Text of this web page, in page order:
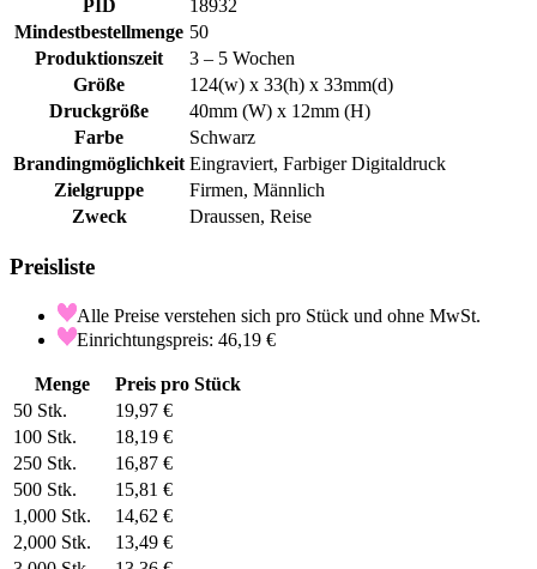
PID
18932
Mindestbestellmenge 50
Produktionszeit
3 – 5 Wochen
Größe
124(w) x 33(h) x 33mm(d)
Druckgröße
40mm (W) x 12mm (H)
Farbe
Schwarz
Brandingmöglichkeit Eingraviert, Farbiger Digitaldruck
Zielgruppe
Firmen, Männlich
Zweck
Draussen, Reise
Preisliste
Alle Preise verstehen sich pro Stück und ohne MwSt.
Einrichtungspreis: 46,19 €
Menge
Preis pro Stück
50 Stk.
19,97 €
100 Stk.
18,19 €
250 Stk.
16,87 €
500 Stk.
15,81 €
1,000 Stk.
14,62 €
2,000 Stk.
13,49 €